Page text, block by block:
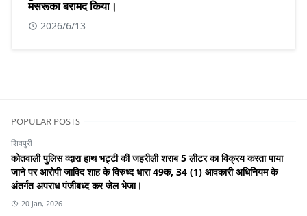
मसरूका बरामद किया।
2026/6/13
POPULAR POSTS
शिवपुरी
कोतवाली पुलिस व्दारा हाथ भट्टी की जहरीली शराब 5 लीटर का विक्रय करता पाया
जाने पर आरोपी जाविद शाह के विरुध्द धारा 49क, 34 (1) आवकारी अधिनियम के
अंतर्गत अपराध पंजीबध्द कर जेल भेजा।
20 Jan, 2026